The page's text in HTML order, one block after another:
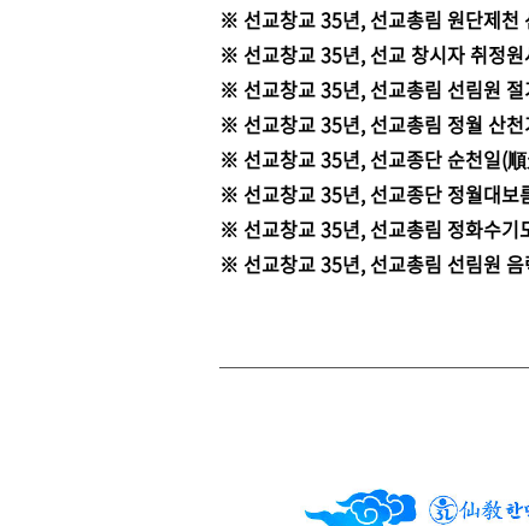
※ 선교창교 35년, 선교총림 원단제천
※ 선교창교 35년, 선교 창시자 취정원
※ 선교창교 35년, 선교총림 선림원
※ 선교창교 35년, 선교총림 정월 산
※ 선교창교 35년, 선교종단 순천일(
※ 선교창교 35년, 선교종단 정월대보
※ 선교창교 35년, 선교총림 정화수기
※ 선교창교 35년, 선교총림 선림원 음